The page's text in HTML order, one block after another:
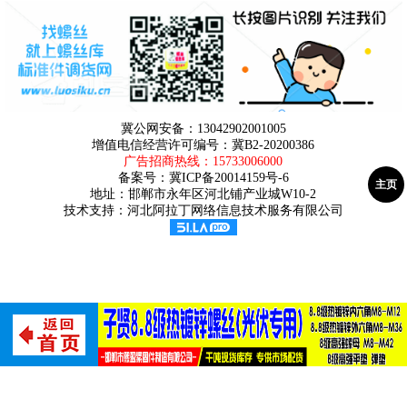
冀公网安备：13042902001005
增值电信经营许可编号：冀B2-20200386
广告招商热线： 15733006000
备案号： 冀ICP备20014159号-6
地址：邯郸市永年区河北铺产业城W10-2
技术支持：河北阿拉丁网络信息技术服务有限公司
主页